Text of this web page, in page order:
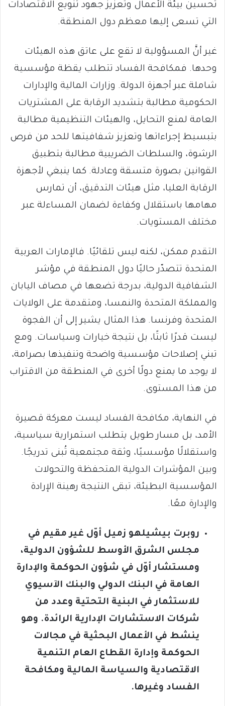
تحسين بيئة الأعمال وتعزيز جهود تنويع الاقتصادات
التي تسعى إليها معظم دول المنطقة.
غير أنَّ المسؤولية لا تقع على عاتق هذه الهيئات
وحدها. فمكافحة الفساد تتطلب يقظة مؤسسية
شاملة عبر أجهزة الدولة. وزارات المالية والإدارات
الحكومية مطالبة بتشديد الرقابة على المشتريات
العامة لمنع التحايل، والهيئات التنظيمية مطالبة
بتبسيط إجراءاتها وتعزيز شفافيتها للحد من فرص
الرشوة، والسلطات الضريبية مطالبة بتطبيق
القوانين بصورة متسقة وعادلة. كما ينبغي لأجهزة
الرقابة العليا، مثل هيئات التدقيق، أن تمارس
مهامها باستقلال وكفاءة لضمان المساءلة عبر
مختلف المستويات.
التقدم ممكن، لكنه ليس تلقائيًا. فالإمارات العربية
المتحدة تتصدّر حاليًا دول المنطقة في مؤشر
الشفافية الدولية، بدرجة تضعها في مصاف اليابان
والمملكة المتحدة والنمسا، ومتقدمة على الولايات
المتحدة وفرنسا. هذا المثال يشير إلى أن الفجوة
ليست قدرًا ثابتًا، بل نتيجة خيارات وسياسات. ومع
تبني إصلاحات مؤسسية واضحة وتنفيذها بصرامة،
لا يوجد ما يمنع دولًا أخرى في المنطقة من الاقتراب
من هذا المستوى.
في النهاية، مكافحة الفساد ليست معركة قصيرة
الأمد، بل مسار طويل يتطلب استمرارية سياسية،
واستقلالًا مؤسسيًا، وثقة مجتمعية تُبنى تدريجًا.
وبين المؤشرات الدولية المتحفظة والتحولات
المؤسسية البطيئة، تبقى النتيجة رهينة الإرادة
والإدارة معًا.
روبرت بيشيلهو زميل أوّل غير مقيم في
مجلس الشرق الأوسط للشؤون الدولية،
ومستشار أوّل في شؤون الحوكمة والإدارة
العامة في البنك الدولي والبنك الآسيوي
للاستثمار في البنية التحتية وعدد من
شركات الاستشارات الإدارية الرائدة. وهو
ينشط في الأعمال البحثية في مجالات
الحوكمة وإدارة القطاع العام التنمية
الاقتصادية والسياسة المالية ومكافحة
الفساد وغيرها.